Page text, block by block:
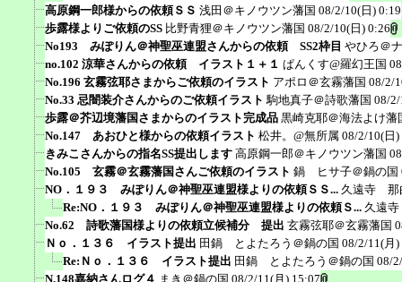
高原鋼一郎様からの依頼ＳＳ 浅田＠キノウツン藩国 08/2/10(日) 0:19
歩露様よりご依頼のSS 比野青狸＠キノウツン藩国 08/2/10(日) 0:26
No193 みぽりん＠神聖巫連盟さんからの依頼 SS2枠目 やひろ＠
no.102 涼華さんからの依頼 イラスト１＋１ ぱんくす@羅幻王国
No.196 玄霧弦耶さまからご依頼のイラスト アポロ＠玄霧藩国 08/2/
No.33 忌闇装介さんからのご依頼イラスト 駒地真子＠詩歌藩国 08/
歩露＠芥辺境藩国さまからのイラスト完成品 黒崎克耶＠海法よけ藩
No.147 あおひと様からの依頼イラスト 松井。@無所属 08/2/10(日)
きみこさんからの指名SS提出します 高原鋼一郎＠キノウツン藩国
No.105 玄霧＠玄霧藩国さんご依頼のイラスト 鍋 ヒサ子＠鍋の国
NO．１９３ みぽりん＠神聖巫連盟様よりの依頼ＳＳ... 久遠寺 那
Re:NO．１９３ みぽりん＠神聖巫連盟様よりの依頼Ｓ... 久遠
No.62 詩歌藩国様よりの依頼立候補分 提出 玄霧弦耶＠玄霧藩国
Ｎｏ．１３６ イラスト提出 田鍋 とよたろう＠鍋の国 08/2/11(月)
Re:Ｎｏ．１３６ イラスト提出 田鍋 とよたろう＠鍋の国 08/
N.148嘉納さんログ４ まき＠鍋の国 08/2/11(月) 15:07